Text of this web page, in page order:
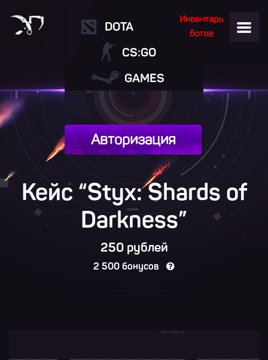
Инвентарь
ботов
DOTA
CS:GO
GAMES
Авторизация
Кейс “Styx: Shards of
Darkness”
250 рублей
2 500 бонусов